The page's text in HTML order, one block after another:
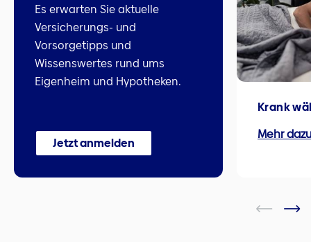
Es erwarten Sie aktuelle
Versicherungs- und
Vorsorgetipps und
Wissenswertes rund ums
Eigenheim und Hypotheken.
Jetzt anmelden
Krank
Mehr